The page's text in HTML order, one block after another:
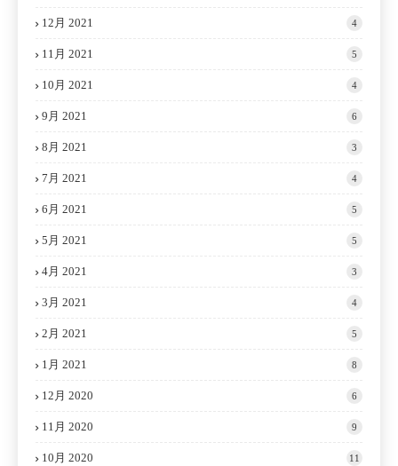
12月 2021 4
11月 2021 5
10月 2021 4
9月 2021 6
8月 2021 3
7月 2021 4
6月 2021 5
5月 2021 5
4月 2021 3
3月 2021 4
2月 2021 5
1月 2021 8
12月 2020 6
11月 2020 9
10月 2020 11